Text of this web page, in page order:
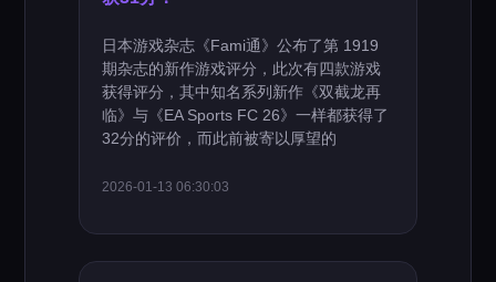
日本游戏杂志《Fami通》公布了第 1919
期杂志的新作游戏评分，此次有四款游戏
获得评分，其中知名系列新作《双截龙再
临》与《EA Sports FC 26》一样都获得了
32分的评价，而此前被寄以厚望的
2026-01-13 06:30:03